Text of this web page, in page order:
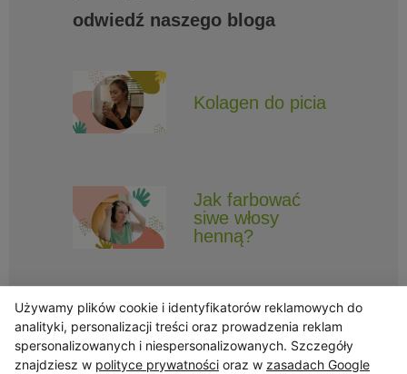
odwiedź naszego bloga
Kolagen do picia
Jak farbować
siwe włosy
henną?
Obserwuj Triny, by nie ominęły Cię najlepsze promocje i informacje
Używamy plików cookie i identyfikatorów reklamowych do
analityki, personalizacji treści oraz prowadzenia reklam
spersonalizowanych i niespersonalizowanych. Szczegóły
znajdziesz w polityce prywatności oraz w zasadach Google